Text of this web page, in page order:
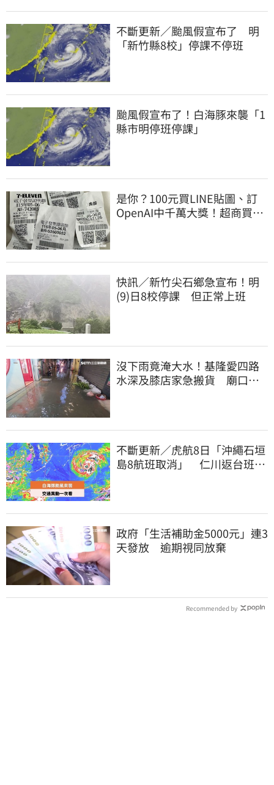
不斷更新／颱風假宣布了 明
「新竹縣8校」停課不停班
颱風假宣布了！白海豚來襲「1
縣市明停班停課」
是你？100元買LINE貼圖、訂
OpenAI中千萬大獎！超商買10
快訊／新竹尖石鄉急宣布！明
(9)日8校停課 但正常上班
沒下雨竟淹大水！基隆愛四路
水深及膝店家急搬貨 廟口夜
不斷更新／虎航8日「沖繩石垣
島8航班取消」 仁川返台班機
政府「生活補助金5000元」連3
天發放 逾期視同放棄
Recommended by